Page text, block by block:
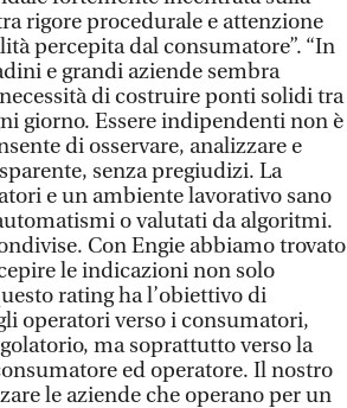
rigore procedurale e attenzione
percepita dal consumatore”. “In
e grandi aziende sembra
di costruire ponti solidi tra
giorno. Essere indipendenti non è
di osservare, analizzare e
senza pregiudizi. La
e un ambiente lavorativo sano
o valutati da algoritmi.
Con Engie abbiamo trovato
le indicazioni non solo
rating ha l’obiettivo di
operatori verso i consumatori,
ma soprattutto verso la
ed operatore. Il nostro
le aziende che operano per un